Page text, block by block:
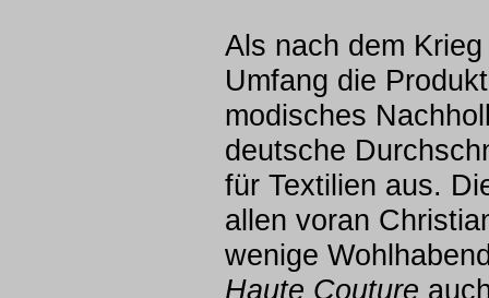
Als nach dem
Umfang die
modisches
deutsche
für Textilien aus.
allen voran
wenige
Haute Couture